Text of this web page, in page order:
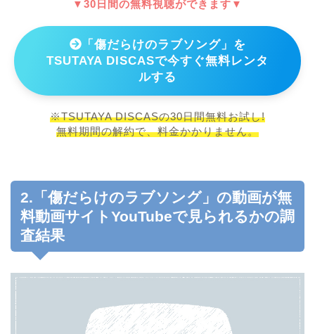
▼30日間の無料視聴ができます▼
「傷だらけのラブソング」を
TSUTAYA DISCASで今すぐ無料レンタ
ルする
※TSUTAYA DISCASの30日間無料お試し!
無料期間の解約で、料金かかりません。
2.「傷だらけのラブソング」の動画が無
料動画サイトYouTubeで見られるかの調
査結果